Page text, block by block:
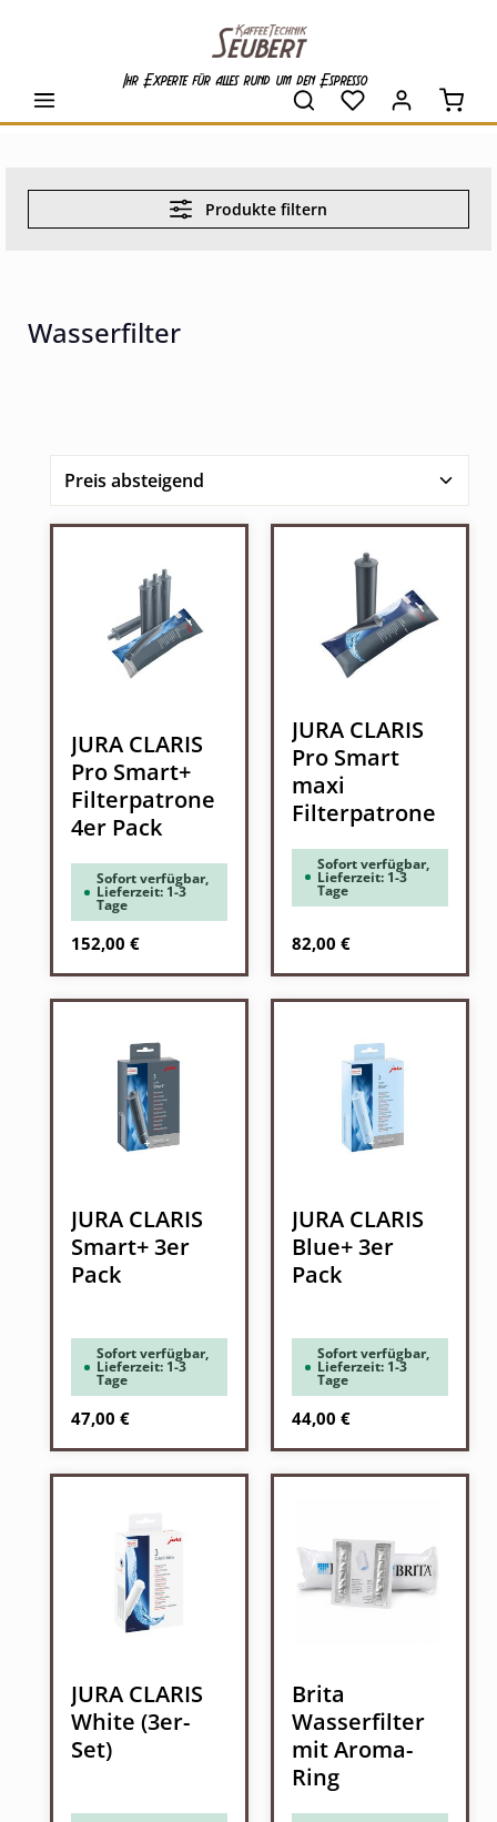
Ihr Experte für alles rund um den Espresso
Produkte filtern
Wasserfilter
JURA CLARIS
Pro Smart+
Filterpatrone
4er Pack
Sofort verfügbar,
Lieferzeit: 1-3
Tage
Regulärer Preis:
152,00 €
JURA CLARIS
Pro Smart
maxi
Filterpatrone
Sofort verfügbar,
Lieferzeit: 1-3
Tage
Regulärer Preis:
82,00 €
JURA CLARIS
Smart+ 3er
Pack
Sofort verfügbar,
Lieferzeit: 1-3
Tage
Regulärer Preis:
47,00 €
JURA CLARIS
Blue+ 3er
Pack
Sofort verfügbar,
Lieferzeit: 1-3
Tage
Regulärer Preis:
44,00 €
JURA CLARIS
White (3er-
Set)
Brita
Wasserfilter
mit Aroma-
Ring